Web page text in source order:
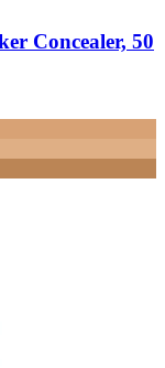
Concealer, 50